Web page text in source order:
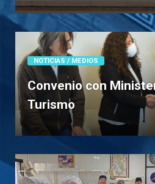
NOTICIAS / MEDIOS
Convenio con
Turismo